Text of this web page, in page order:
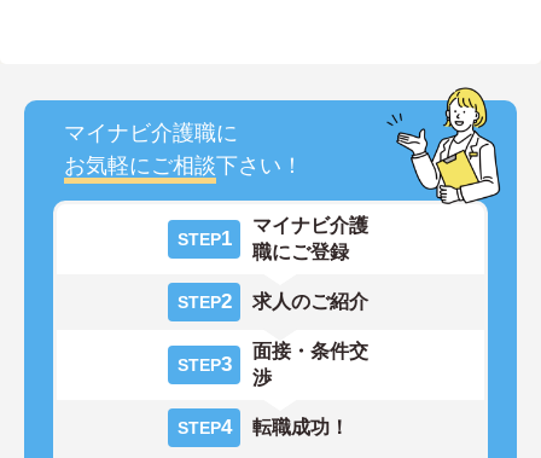
マイナビ介護職に
お気軽にご相談下さい！
STEP1
マイナビ介護
職にご登録
STEP2 求人のご紹介
STEP3
面接・条件交
渉
STEP4 転職成功！